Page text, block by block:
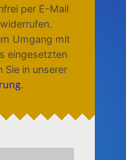
per E-Mail
Umgang mit
eingesetzten
in unserer
.